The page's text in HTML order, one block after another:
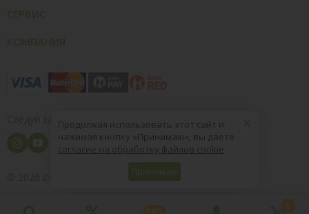
Следуй за нами
8 (800) 004-09-40
PRO 0
×
Продолжая использовать этот сайт и
нажимая кнопку «Принимаю», вы даете
согласие на обработку файлов cookie
Принимаю